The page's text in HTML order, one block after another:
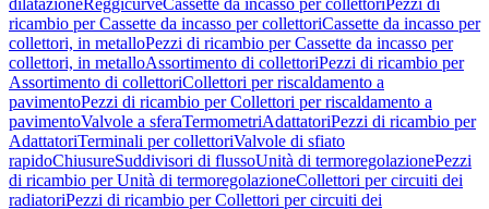
dilatazioneReggicurveCassette da incasso per collettoriPezzi di
ricambio per Cassette da incasso per collettoriCassette da incasso per
collettori, in metalloPezzi di ricambio per Cassette da incasso per
collettori, in metalloAssortimento di collettoriPezzi di ricambio per
Assortimento di collettoriCollettori per riscaldamento a
pavimentoPezzi di ricambio per Collettori per riscaldamento a
pavimentoValvole a sferaTermometriAdattatoriPezzi di ricambio per
AdattatoriTerminali per collettoriValvole di sfiato
rapidoChiusureSuddivisori di flussoUnità di termoregolazionePezzi
di ricambio per Unità di termoregolazioneCollettori per circuiti dei
radiatoriPezzi di ricambio per Collettori per circuiti dei